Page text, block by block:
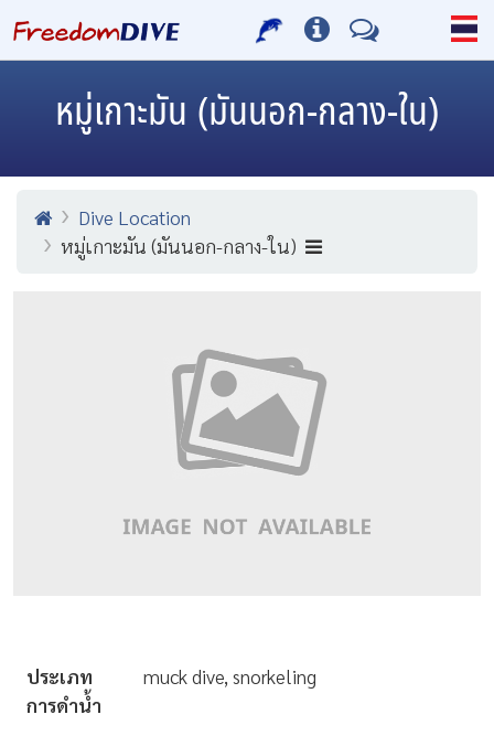
หมู่เกาะมัน (มันนอก-กลาง-ใน)
Dive Location
หมู่เกาะมัน (มันนอก-กลาง-ใน)
ประเภท
การดำน้ำ
muck dive, snorkeling